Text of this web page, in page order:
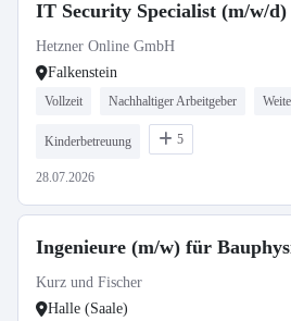
IT Security Specialist (m/w/d)
Hetzner Online GmbH
Falkenstein
Vollzeit Nachhaltiger Arbeitgeber
Kinderbetreuung 5
28.07.2026
Ingenieure (m/w) für
Kurz und Fischer
Halle (Saale)